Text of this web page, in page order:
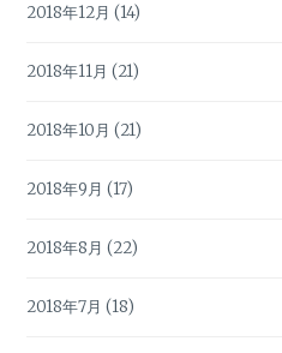
2018年12月 (14)
2018年11月 (21)
2018年10月 (21)
2018年9月 (17)
2018年8月 (22)
2018年7月 (18)